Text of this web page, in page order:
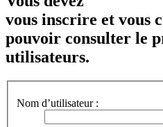
vous inscrire et vous
pouvoir consulter le
utilisateurs.
Nom d’utilisateur :